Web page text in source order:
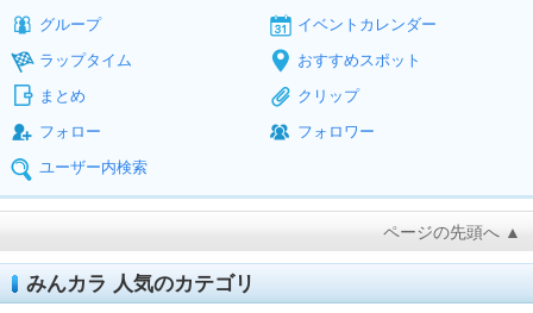
グループ
イベントカレンダー
ラップタイム
おすすめスポット
まとめ
クリップ
フォロー
フォロワー
ユーザー内検索
ページの先頭へ ▲
みんカラ 人気のカテゴリ